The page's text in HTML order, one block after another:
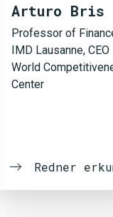
Arturo Bris
Professor of
IMD Lausanne, CEO
World
Center
Redner